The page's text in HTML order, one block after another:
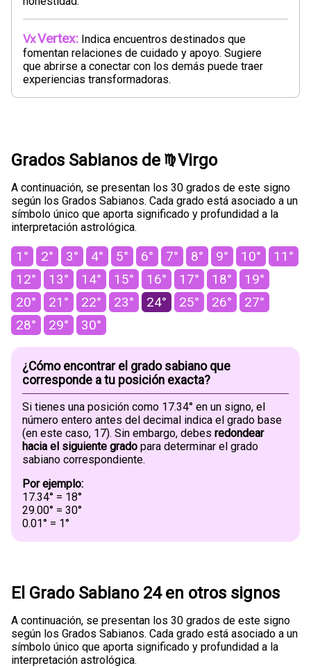
Vertex:Indica encuentros destinados que
fomentan relaciones de cuidado y apoyo. Sugiere
que abrirse a conectar con los demás puede traer
experiencias transformadoras.
Grados Sabianos de Virgo
A continuación, se presentan los 30 grados de este signo
según los Grados Sabianos. Cada grado está asociado a un
símbolo único que aporta significado y profundidad a la
interpretación astrológica.
1° 2° 3° 4° 5° 6° 7° 8° 9° 10°
11°
12°
13° 14° 15° 16° 17° 18°
19°
20°
21° 22° 23° 24° 25° 26°
27°
28°
29° 30°
¿Cómo encontrar el grado sabiano que
corresponde a tu posición exacta?
Si tienes una posición como 17.34° en un signo, el
número entero antes del decimal indica el grado base
(en este caso, 17). Sin embargo, debes redondear
hacia el siguiente grado para determinar el grado
sabiano correspondiente.
Por ejemplo:
17.34° = 18°
29.00° = 30°
0.01° = 1°
El Grado Sabiano 24 en otros signos
A continuación, se presentan los 30 grados de este signo
según los Grados Sabianos. Cada grado está asociado a un
símbolo único que aporta significado y profundidad a la
interpretación astrológica.